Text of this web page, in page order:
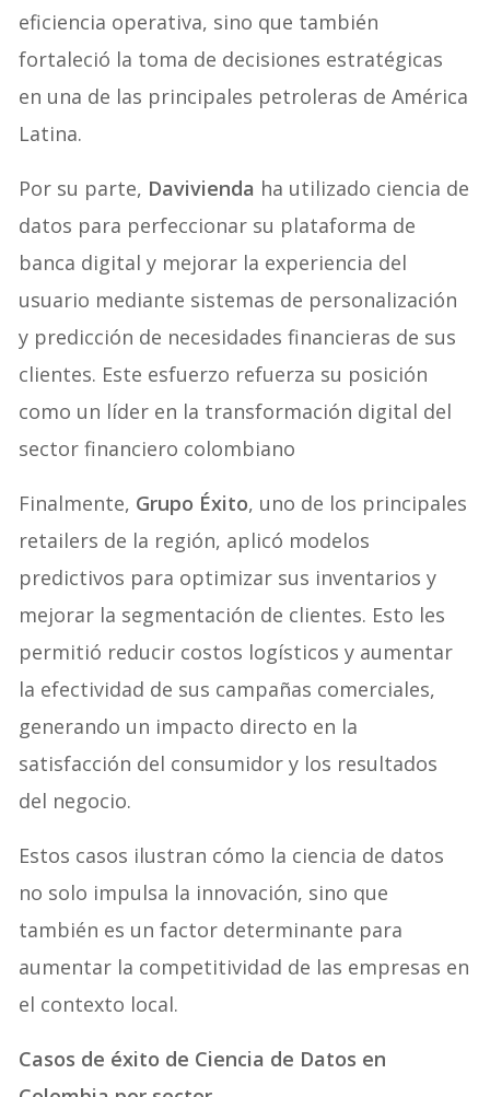
eficiencia operativa, sino que también
fortaleció la toma de decisiones estratégicas
en una de las principales petroleras de América
Latina.
Por su parte, Davivienda ha utilizado ciencia de
datos para perfeccionar su plataforma de
banca digital y mejorar la experiencia del
usuario mediante sistemas de personalización
y predicción de necesidades financieras de sus
clientes. Este esfuerzo refuerza su posición
como un líder en la transformación digital del
sector financiero colombiano
Finalmente, Grupo Éxito, uno de los principales
retailers de la región, aplicó modelos
predictivos para optimizar sus inventarios y
mejorar la segmentación de clientes. Esto les
permitió reducir costos logísticos y aumentar
la efectividad de sus campañas comerciales,
generando un impacto directo en la
satisfacción del consumidor y los resultados
del negocio.
Estos casos ilustran cómo la ciencia de datos
no solo impulsa la innovación, sino que
también es un factor determinante para
aumentar la competitividad de las empresas en
el contexto local.
Casos de éxito de Ciencia de Datos en